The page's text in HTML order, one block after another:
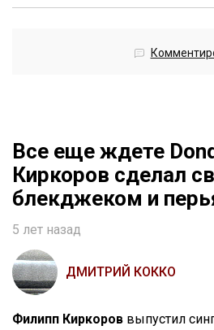
Все еще ждете
Киркоров сделал
блекджеком и
5 лет назад
ДМИТРИЙ КОККО
Филипп Киркоров выпустил